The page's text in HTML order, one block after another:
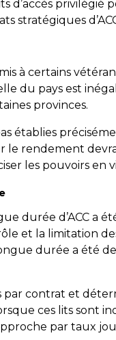
d’accès
stratégiques
à certains
du pays est
provinces.
établies
le rendement
les pouvoirs en
durée d’ACC
et la limitation
durée a été
par contrat et
ces lits sont
par taux